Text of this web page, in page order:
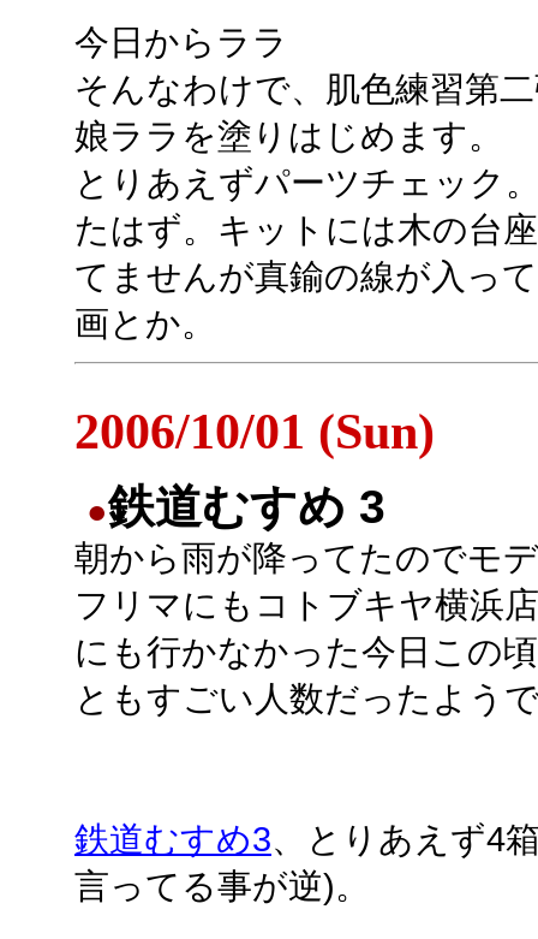
今日からララ
そんなわけで、肌色練習第
娘ララを塗りはじめます。
とりあえずパーツチェック
たはず。キットには木の台
てませんが真鍮の線が入っ
画とか。
2006/10/01 (Sun)
●鉄道むすめ 3
朝から雨が降ってたのでモ
フリマにもコトブキヤ横浜
にも行かなかった今日この
ともすごい人数だったよう
鉄道むすめ3、とりあえず4
言ってる事が逆)。